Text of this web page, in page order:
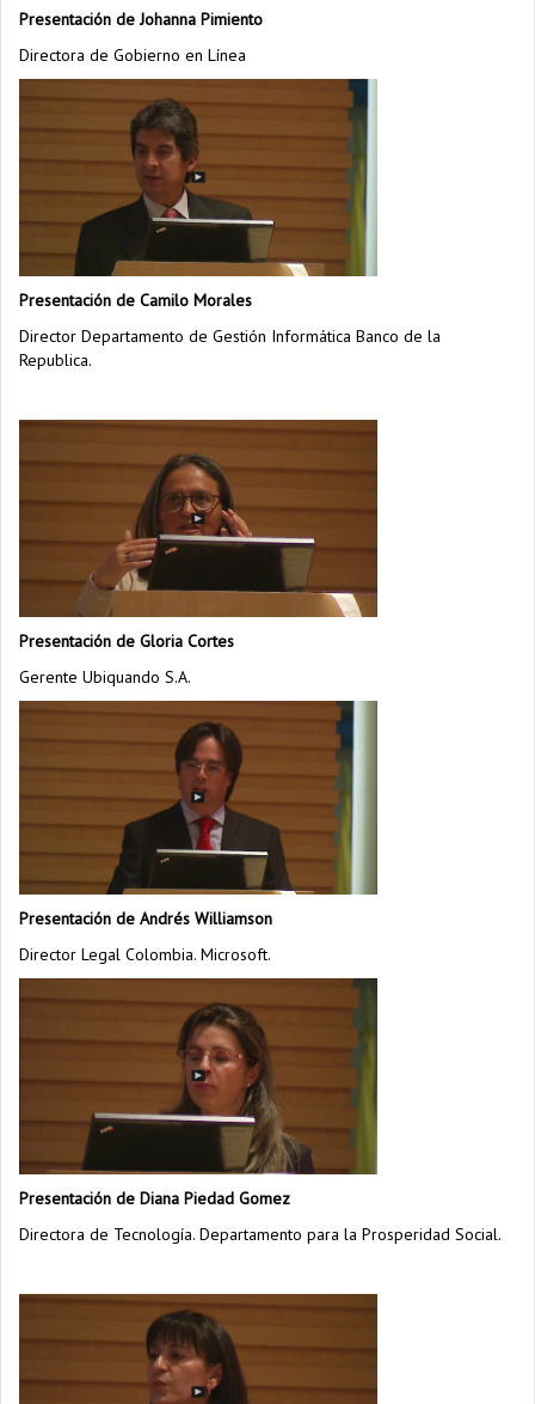
Presentación de Johanna Pimiento
Directora de Gobierno en Línea
Presentación de Camilo Morales
Director Departamento de Gestión Informática Banco de la
Republica.
Presentación de Gloria Cortes
Gerente Ubiquando S.A.
Presentación de Andrés Williamson
Director Legal Colombia. Microsoft.
Presentación de Diana Piedad Gomez
Directora de Tecnología. Departamento para la Prosperidad Social.